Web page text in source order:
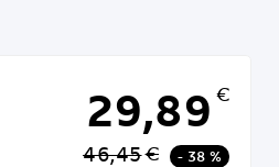
29,89 €
46,45€ - 38 %